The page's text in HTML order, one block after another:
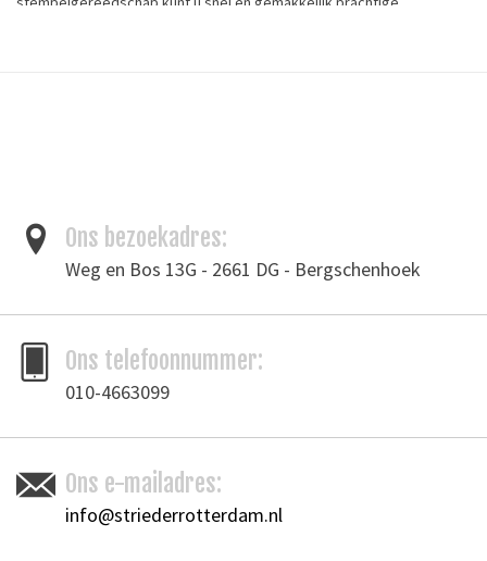
beautiful repeats that covers a large area quickly and easily.
Ivan Leathercraft
Ons bezoekadres:
Weg en Bos 13G - 2661 DG - Bergschenhoek
Ons telefoonnummer:
010-4663099
Ons e-mailadres:
info@striederrotterdam.nl